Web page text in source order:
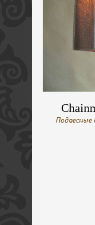
Подвесные